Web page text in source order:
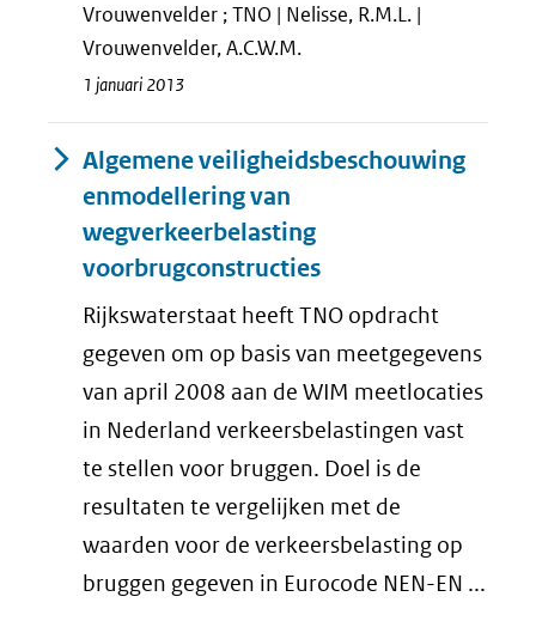
Vrouwenvelder ; TNO | Nelisse, R.M.L. |
Vrouwenvelder, A.C.W.M.
1 januari 2013
Algemene veiligheidsbeschouwing
enmodellering van
wegverkeerbelasting
voorbrugconstructies
Rijkswaterstaat heeft TNO opdracht
gegeven om op basis van meetgegevens
van april 2008 aan de WIM meetlocaties
in Nederland verkeersbelastingen vast
te stellen voor bruggen. Doel is de
resultaten te vergelijken met de
waarden voor de verkeersbelasting op
bruggen gegeven in Eurocode NEN-EN ...